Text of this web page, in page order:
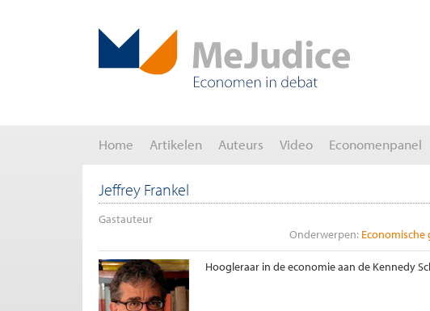
Home Artikelen Auteurs Video Economenpanel
Jeffrey Frankel
Gastauteur
Onderwerpen: Economische
Hoogleraar in de economie aan de Kennedy